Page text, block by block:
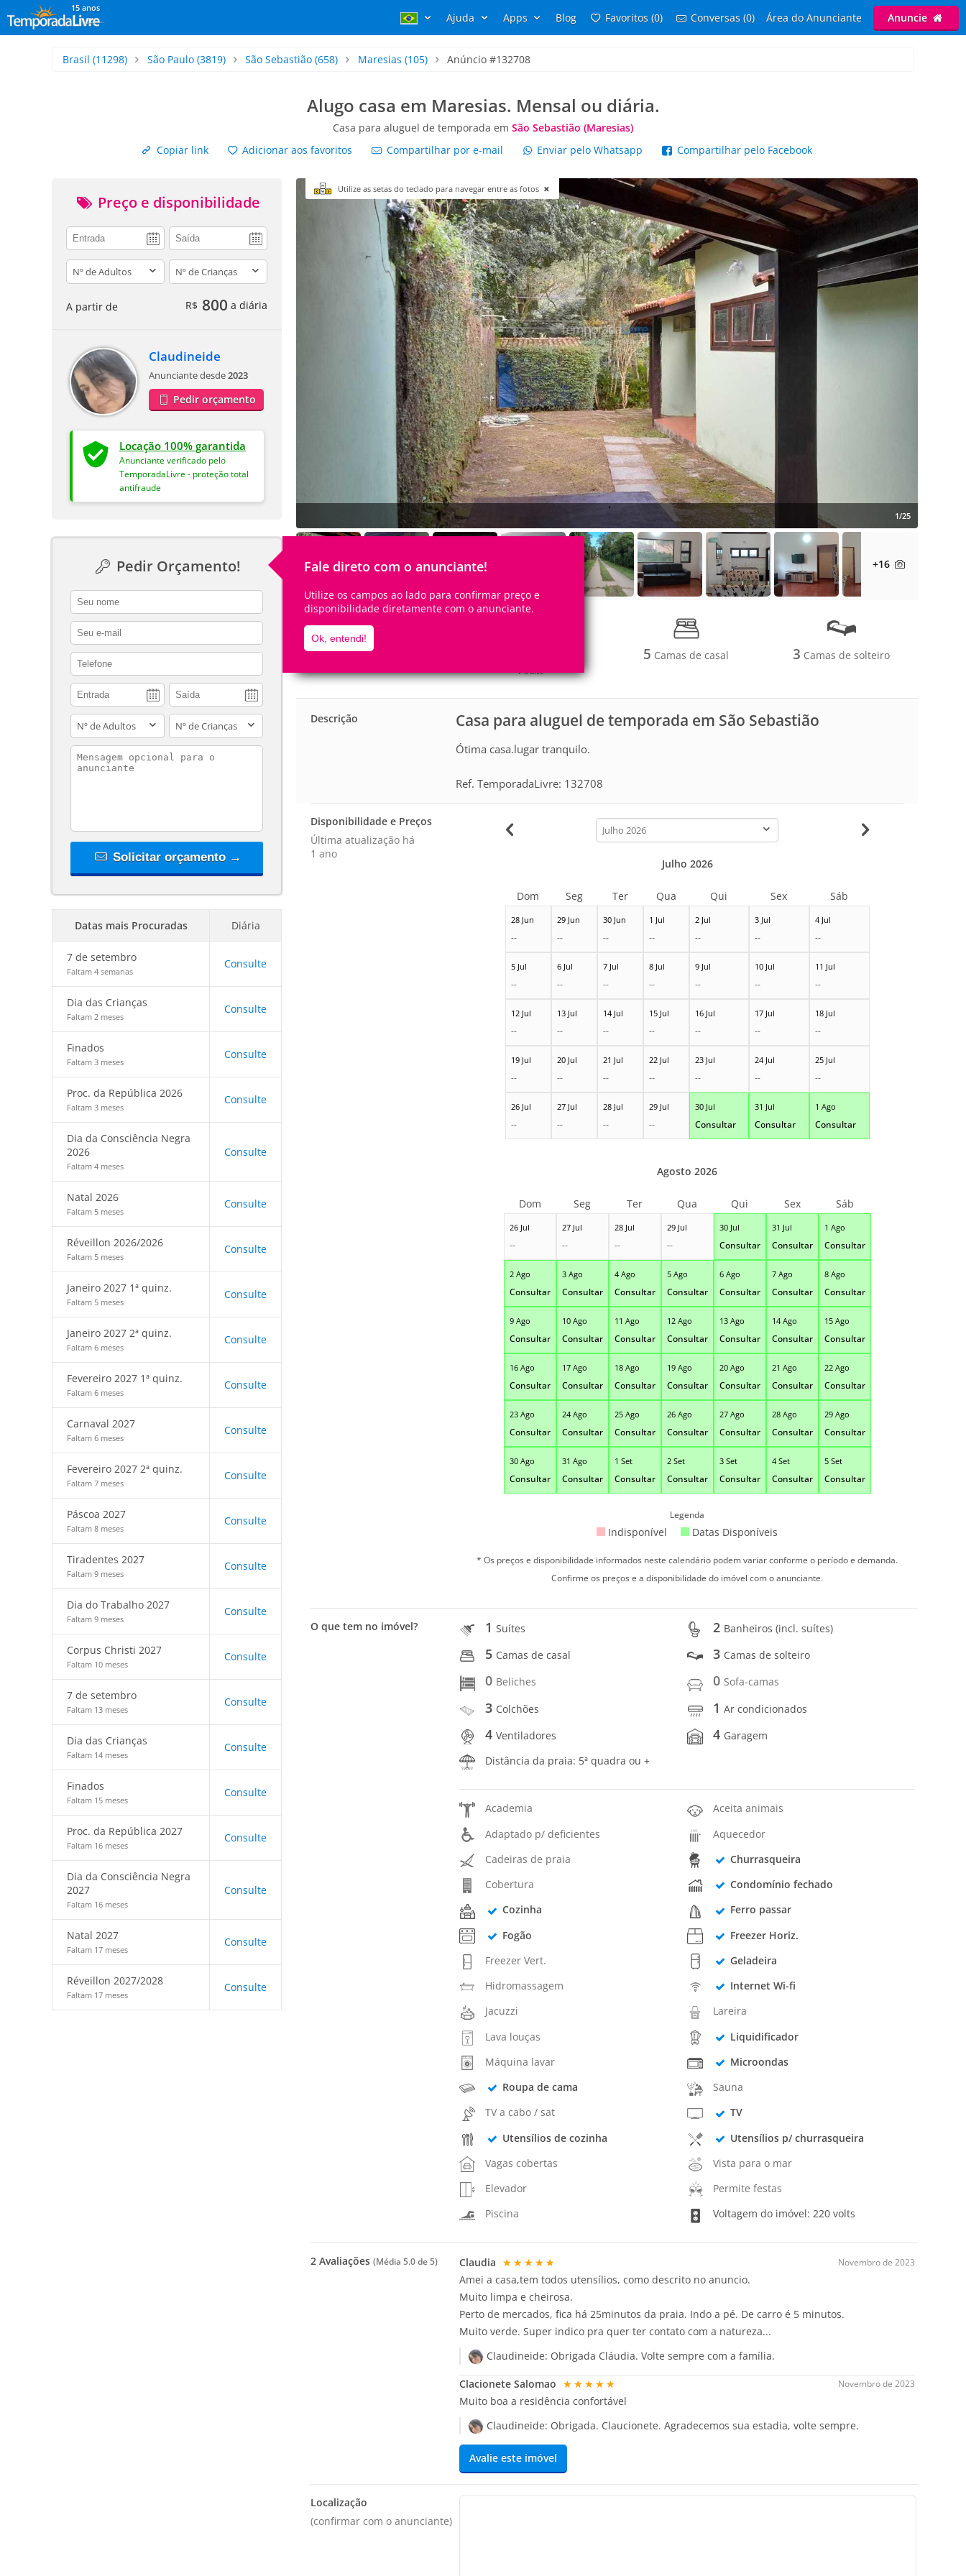
15 anos
Ajuda Apps Blog Favoritos (0) Conversas (0) Área do Anunciante Anuncie
Brasil (11298) São Paulo(3819) São Sebastião (658) Maresias (105) Anúncio #132708
Alugo casa em Maresias. Mensal ou diária.
Casa para aluguel de temporada em São Sebastião (Maresias)
Copiar link
Adicionar aos favoritos Compartilhar por e-mail Enviar pelo Whatsapp Compartilhar pelo Facebook
Preço e disponibilidade
adults children
A partir de R$ 800 a diária
Claudineide
Anunciante desde2023
Pedir orçamento
Locação 100% garantida
Anunciante verificado pelo
TemporadaLivre - proteção total
antifraude
Pedir Orçamento! Fale direto com o anunciante!
Utilize os campos ao lado para confirmar preço e
disponibilidade diretamente com o anunciante.
Ok, entendi!
contact_name
contact_email
contact_phone
adults children
contact_message
Solicitar orçamento →
Datas mais Procuradas Diária
7 de setembro
Faltam 4 semanas
Consulte
Dia das Crianças
Faltam 2 meses
Consulte
Finados
Faltam 3 meses
Consulte
Proc. da República 2026
Faltam 3 meses
Consulte
Dia da Consciência Negra
2026
Faltam 4 meses
Consulte
Natal 2026
Faltam 5 meses
Consulte
Réveillon 2026/2026
Faltam 5 meses
Consulte
Janeiro 2027 1ª quinz.
Faltam 5 meses
Consulte
Janeiro 2027 2ª quinz.
Faltam 6 meses
Consulte
Fevereiro 2027 1ª quinz.
Faltam 6 meses
Consulte
Carnaval 2027
Faltam 6 meses
Consulte
Fevereiro 2027 2ª quinz.
Faltam 7 meses
Consulte
Páscoa 2027
Faltam 8 meses
Consulte
Tiradentes 2027
Faltam 9 meses
Consulte
Dia do Trabalho 2027
Faltam 9 meses
Consulte
Corpus Christi 2027
Faltam 10 meses
Consulte
7 de setembro
Faltam 13 meses
Consulte
Dia das Crianças
Faltam 14 meses
Consulte
Finados
Faltam 15 meses
Consulte
Proc. da República 2027
Faltam 16 meses
Consulte
Dia da Consciência Negra
2027
Faltam 16 meses
Consulte
Natal 2027
Faltam 17 meses
Consulte
Réveillon 2027/2028
Faltam 17 meses
Consulte
Utilize as setas do teclado para navegar entre as fotos
1/25
+16
9Pessoas
1Suíte
5 Camas de casal 3 Camas de solteiro
Casa para aluguel de temporada em São Sebastião
Descrição
Ótima casa.lugar tranquilo.
Ref. TemporadaLivre: 132708
Disponibilidade e Preços
Última atualização há
1 ano
calendar-
month
28 Jun
--
29 Jun
--
30 Jun
--
1 Jul
--
2 Jul
--
3 Jul
--
4 Jul
--
5 Jul
--
6 Jul
--
7 Jul
--
8 Jul
--
9 Jul
--
10 Jul
--
11 Jul
--
12 Jul
--
13 Jul
--
14 Jul
--
15 Jul
--
16 Jul
--
17 Jul
--
18 Jul
--
19 Jul
--
20 Jul
--
21 Jul
--
22 Jul
--
23 Jul
--
24 Jul
--
25 Jul
--
26 Jul
--
27 Jul
--
28 Jul
--
29 Jul
--
30 Jul
Consultar
31 Jul
Consultar
1 Ago
Consultar
Julho 2026
Dom Seg Ter Qua Qui Sex Sáb
26 Jul
--
27 Jul
--
28 Jul
--
29 Jul
--
30 Jul
Consultar
31 Jul
Consultar
1 Ago
Consultar
2 Ago
Consultar
3 Ago
Consultar
4 Ago
Consultar
5 Ago
Consultar
6 Ago
Consultar
7 Ago
Consultar
8 Ago
Consultar
9 Ago
Consultar
10 Ago
Consultar
11 Ago
Consultar
12 Ago
Consultar
13 Ago
Consultar
14 Ago
Consultar
15 Ago
Consultar
16 Ago
Consultar
17 Ago
Consultar
18 Ago
Consultar
19 Ago
Consultar
20 Ago
Consultar
21 Ago
Consultar
22 Ago
Consultar
23 Ago
Consultar
24 Ago
Consultar
25 Ago
Consultar
26 Ago
Consultar
27 Ago
Consultar
28 Ago
Consultar
29 Ago
Consultar
30 Ago
Consultar
31 Ago
Consultar
1 Set
Consultar
2 Set
Consultar
3 Set
Consultar
4 Set
Consultar
5 Set
Consultar
Agosto 2026
Dom Seg Ter Qua Qui Sex Sáb
Legenda
Indisponível Datas Disponíveis
* Os preços e disponibilidade informados neste calendário podem variar conforme o período e demanda.
Confirme os preços e a disponibilidade do imóvel com o anunciante.
O que tem no imóvel? 1Suítes 2 Banheiros (incl. suítes)
5 Camas de casal 3 Camas de solteiro
0 Beliches 0 Sofa-camas
3 Colchões 1Ar condicionados
4Ventiladores 4 Garagem
Distância da praia: 5ª quadra ou +
Academia
Aceita animais
Adaptado p/ deficientes
Aquecedor
Cadeiras de praia
Churrasqueira
Cobertura
Condomínio fechado
Cozinha
Ferro passar
Fogão
Freezer Horiz.
Freezer Vert.
Geladeira
Hidromassagem
Internet Wi-fi
Jacuzzi
Lareira
Lava louças
Liquidificador
Máquina lavar
Microondas
Roupa de cama
Sauna
TV a cabo / sat
TV
Utensílios de cozinha
Utensílios p/ churrasqueira
Vagas cobertas
Vista para o mar
Elevador
Permite festas
Piscina
Voltagem do imóvel: 220 volts
2 Avaliações (Média 5.0 de 5) Novembro de 2023
Claudia ★★★★★
Amei a casa,tem todos utensílios, como descrito no anuncio.
Muito limpa e cheirosa.
Perto de mercados, fica há 25minutos da praia. Indo a pé. De carro é 5 minutos.
Muito verde. Super indico pra quer ter contato com a natureza...
Claudineide: Obrigada Cláudia. Volte sempre com a família.
Novembro de 2023
Clacionete Salomao ★★★★★
Muito boa a residência confortável
Claudineide: Obrigada. Claucionete. Agradecemos sua estadia, volte sempre.
Avalie este imóvel
Localização
(confirmar com o anunciante)